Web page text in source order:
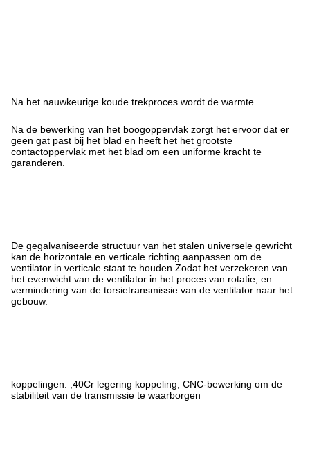
Na het nauwkeurige koude trekproces wordt de warmte
Na de bewerking van het boogoppervlak zorgt het ervoor dat er
geen gat past bij het blad en heeft het het grootste
contactoppervlak met het blad om een uniforme kracht te
garanderen.
De gegalvaniseerde structuur van het stalen universele gewricht
kan de horizontale en verticale richting aanpassen om de
ventilator in verticale staat te houden.Zodat het verzekeren van
het evenwicht van de ventilator in het proces van rotatie, en
vermindering van de torsietransmissie van de ventilator naar het
gebouw.
koppelingen. ,40Cr legering koppeling, CNC-bewerking om de
stabiliteit van de transmissie te waarborgen